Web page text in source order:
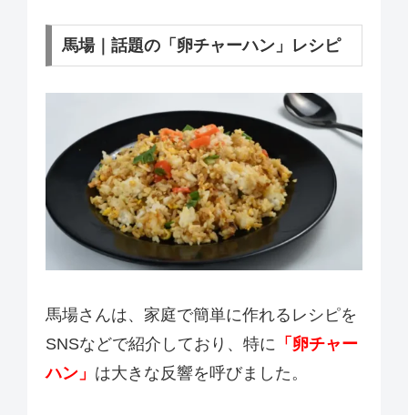
馬場｜話題の「卵チャーハン」レシピ
馬場さんは、家庭で簡単に作れるレシピを
SNSなどで紹介しており、特に 「卵チャー
ハン」 は大きな反響を呼びました。